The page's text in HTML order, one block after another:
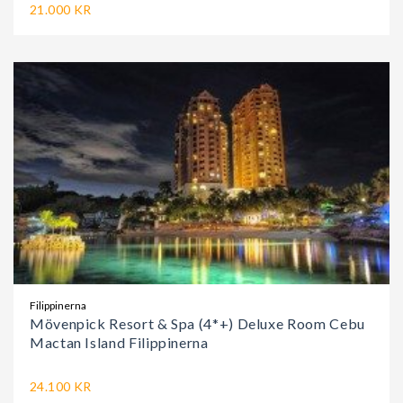
21.000 KR
Filippinerna
Mövenpick Resort & Spa (4*+) Deluxe Room Cebu
Mactan Island Filippinerna
24.100 KR